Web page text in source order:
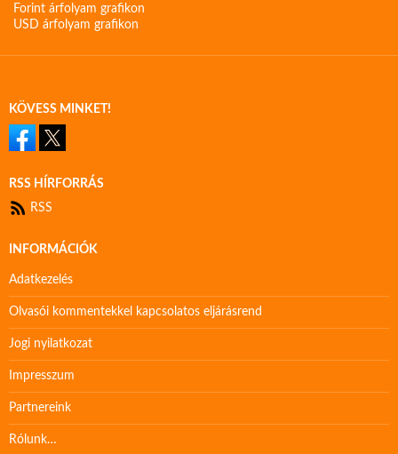
Forint árfolyam grafikon
USD árfolyam grafikon
KÖVESS MINKET!
RSS HÍRFORRÁS
RSS
INFORMÁCIÓK
Adatkezelés
Olvasói kommentekkel kapcsolatos eljárásrend
Jogi nyilatkozat
Impresszum
Partnereink
Rólunk…